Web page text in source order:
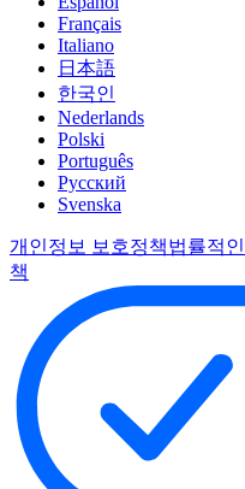
Français
Italiano
日本語
한국인
Nederlands
Polski
Português
Pусский
Svenska
개인정보 보호정책법률적인
책